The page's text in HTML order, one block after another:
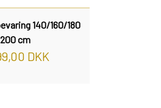
140/160/180
cm
DKK